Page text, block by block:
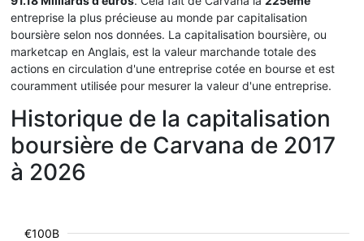
entreprise la plus précieuse au monde par capitalisation
boursière selon nos données. La capitalisation boursière, ou
marketcap en Anglais, est la valeur marchande totale des
actions en circulation d'une entreprise cotée en bourse et est
couramment utilisée pour mesurer la valeur d'une entreprise.
Historique de la capitalisation
boursière de Carvana de 2017
à 2026
€100B